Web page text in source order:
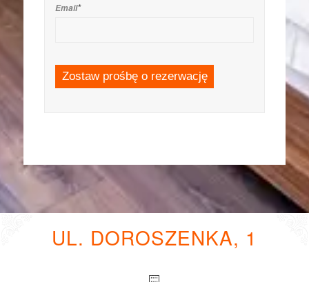
Email*
Zostaw prośbę o rezerwację
UL. DOROSZENKA, 1